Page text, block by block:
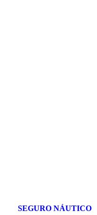
SEGURO NÁUTICO